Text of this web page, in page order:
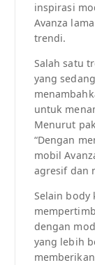
inspirasi
Avanza
trendi.
Salah satu
yang
untuk
Menurut
“Dengan
mobil
agresif dan
Selain body
dengan
yang lebih